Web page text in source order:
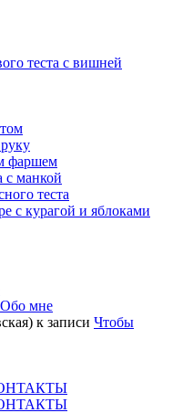
теста с вишней
фаршем
с манкой
теста
с курагой и яблоками
Обо мне
к записи Чтобы